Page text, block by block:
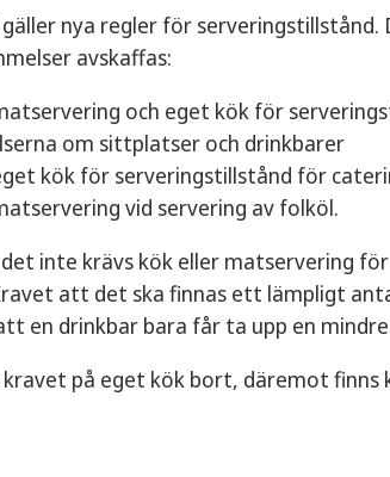
för slutna sällskap
för allmänheten har
gäller nya regler för
avskaffas:
och eget kök för
om sittplatser och drinkbarer
kök för serveringstillstånd för
vid servering av folköl.
inte krävs kök eller matservering
att det ska finnas ett lämpligt
en drinkbar bara får ta upp en
på eget kök bort, däremot finns